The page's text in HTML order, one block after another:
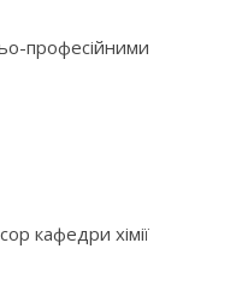
професійними
кафедри хімії